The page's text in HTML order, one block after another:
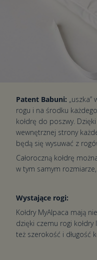
Patent Babuni: „uszka”
rogu i na środku
kołdrę do poszwy.
wewnętrznej strony
będą się wysuwać z
Całoroczną kołdrę
w tym samym
Wystające rogi:
Kołdry MyAlpaca mają
dzięki czemu rogi kołdry
też szerokość i długość